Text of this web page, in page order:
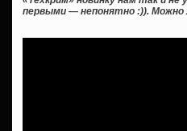
первыми — непонятно :)).